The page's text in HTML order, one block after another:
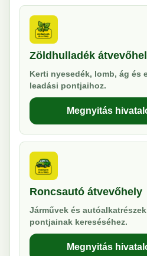
Zöldhulladék
Kerti nyesedék, lomb, ág és
leadási pontjaihoz.
Megnyitás
Roncsautó átvevőhely
Járművek és
pontjainak kereséséhez.
Megnyitás